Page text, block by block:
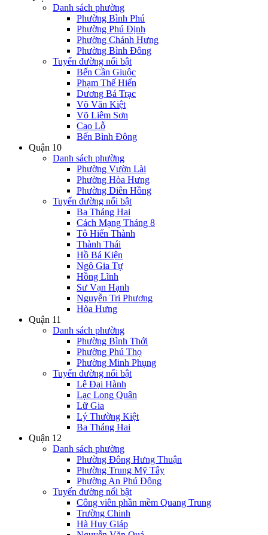
Danh sách phường
Phường Bình Phú
Phường Phú Định
Phường Chánh Hưng
Phường Bình Đông
Tuyến đường nổi bật
Bến Cần Giuộc
Phạm Thế Hiển
Dương Bá Trạc
Võ Văn Kiệt
Võ Liêm Sơn
Cao Lỗ
Bến Bình Đông
Quận 10
Danh sách phường
Phường Vườn Lài
Phường Hòa Hưng
Phường Diên Hồng
Tuyến đường nổi bật
Ba Tháng Hai
Cách Mạng Tháng 8
Tô Hiến Thành
Thành Thái
Hồ Bá Kiện
Ngô Gia Tự
Hồng Lĩnh
Sư Vạn Hạnh
Nguyễn Tri Phương
Hòa Hưng
Quận 11
Danh sách phường
Phường Bình Thới
Phường Phú Thọ
Phường Minh Phụng
Tuyến đường nổi bật
Lê Đại Hành
Lạc Long Quân
Lữ Gia
Lý Thường Kiệt
Ba Tháng Hai
Quận 12
Danh sách phường
Phường Đông Hưng Thuận
Phường Trung Mỹ Tây
Phường An Phú Đông
Tuyến đường nổi bật
Công viên phần mềm Quang Trung
Trường Chinh
Hà Huy Giáp